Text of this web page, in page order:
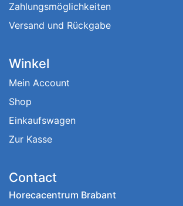
Zahlungsmöglichkeiten
Versand und Rückgabe
Winkel
Mein Account
Shop
Einkaufswagen
Zur Kasse
Contact
Horecacentrum Brabant